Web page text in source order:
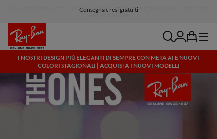
Consegna e resi gratuiti
searchaccount
bag menu
I NOSTRI DESIGN PIÙ ELEGANTI DI SEMPRE CON META AI E NUOVI
COLORI STAGIONALI | ACQUISTA I NUOVI MODELLI